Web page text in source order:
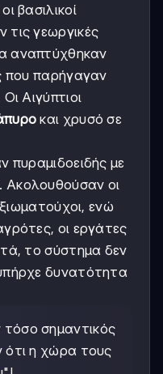
βασιλικοί
τις γεωργικές
αναπτύχθηκαν
που παρήγαγαν
Αιγύπτιοι
και χρυσό σε
πυραμιδοειδής με
οι
ενώ
οι εργάτες
το σύστημα δεν
δυνατότητα
σημαντικός
ότι η χώρα τους